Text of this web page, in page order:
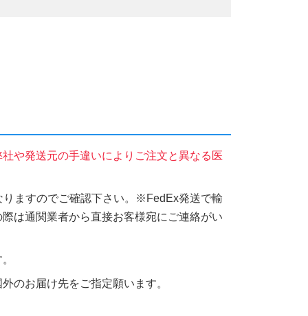
や発送元の手違いによりご注文と異なる医
ますのでご確認下さい。※FedEx発送で輸
は通関業者から直接お客様宛にご連絡がい
のお届け先をご指定願います。